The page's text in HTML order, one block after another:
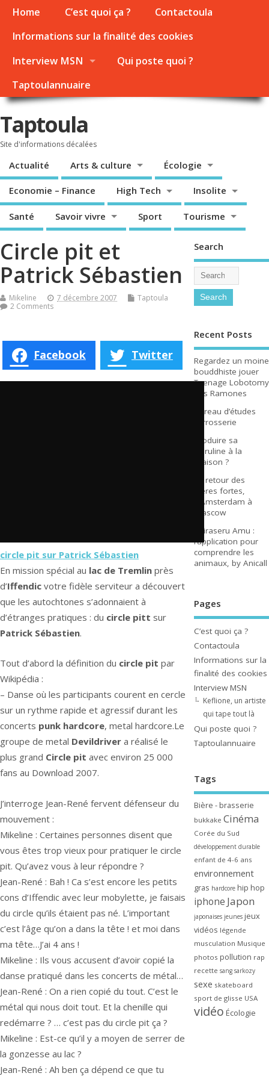
Home C’est quoi ça ?
Contactoula
Informations sur la finalité des cookies
Interview MSN
Qui poste quoi ?
Taptoulannuaire
Taptoula
Site d'informations décalées
Actualité Arts & culture Écologie
Economie – Finance High Tech Insolite
Santé Savoir vivre Sport Tourisme
Circle pit et
Patrick Sébastien
Mikeline 7 décembre 2007
Taptoula
2 Comments
Facebook Twitter
circle pit sur Patrick Sébastien
En mission spécial au lac de Tremlin près
d’Iffendic votre fidèle serviteur a découvert
que les autochtones s’adonnaient à
d’étranges pratiques : du circle pitt sur
Patrick Sébastien.
Tout d’abord la définition du circle pit par
Wikipédia :
– Danse où les participants courent en cercle
sur un rythme rapide et agressif durant les
concerts punk hardcore, metal hardcore.Le
groupe de metal Devildriver a réalisé le
plus grand Circle pit avec environ 25 000
fans au Download 2007.
J’interroge Jean-René fervent défenseur du
mouvement :
Mikeline : Certaines personnes disent que
vous êtes trop vieux pour pratiquer le circle
pit. Qu’avez vous à leur répondre ?
Jean-René : Bah ! Ca s’est encore les petits
cons d’Iffendic avec leur mobylette, je faisais
du circle qu’ils étaient pas né. L’important
c’est l’âge qu’on a dans la tête ! et moi dans
ma tête…J’ai 4 ans !
Mikeline : Ils vous accusent d’avoir copié la
danse pratiqué dans les concerts de métal…
Jean-René : On a rien copié du tout. C’est le
métal qui nous doit tout. Et la chenille qui
redémarre ? … c’est pas du circle pit ça ?
Mikeline : Est-ce qu’il y a moyen de serrer de
la gonzesse au lac ?
Jean-René : Ah ben ça dépend ce que tu
Search
Recent Posts
Regardez un moine
bouddhiste jouer
Teenage Lobotomy
des Ramones
Bureau d’études
carrosserie
Produire sa
spiruline à la
maison ?
Le retour des
bières fortes,
d’Amsterdam à
Glascow
Shiraseru Amu :
l’application pour
comprendre les
animaux, by Anicall
Pages
C’est quoi ça ?
Contactoula
Informations sur la
finalité des cookies
Interview MSN
Keflione, un artiste
qui tape tout là
Qui poste quoi ?
Taptoulannuaire
Tags
Bière - brasserie
bukkake Cinéma
Corée du Sud
développement durable
enfant de 4-6 ans
environnement
gras hardcore hip hop
iphone Japon
japonaises jeunes jeux
vidéos légende
musculation Musique
photos pollution rap
recette sang sarkozy
sexe skateboard
sport de glisse USA
vidéo Écologie